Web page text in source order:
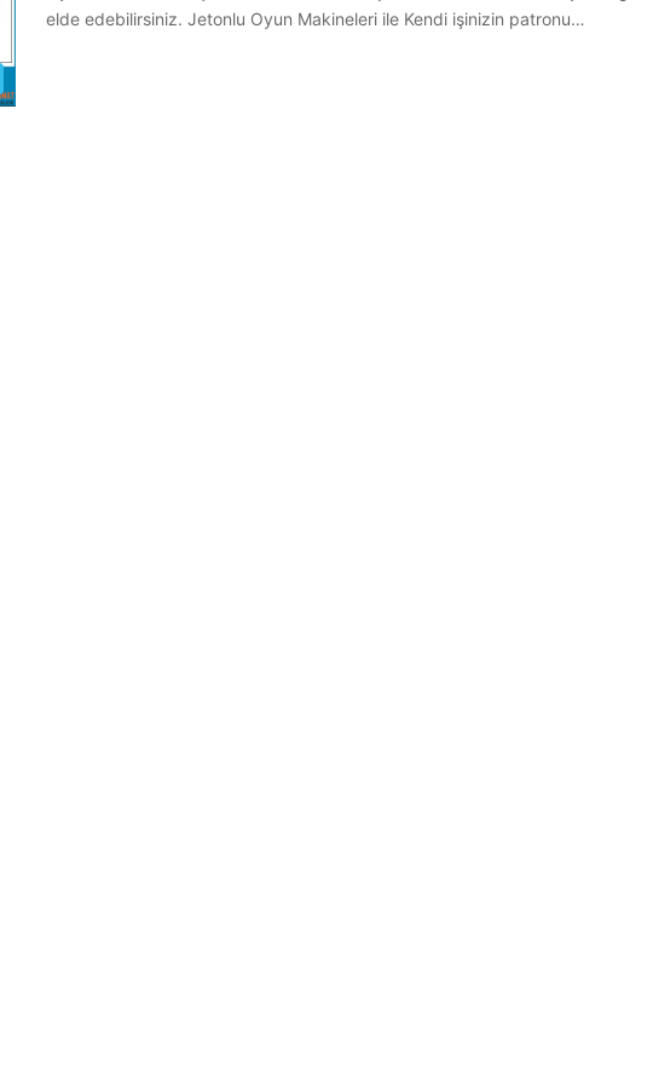
elde edebilirsiniz. Jetonlu Oyun Makineleri ile Kendi işinizin patronu…